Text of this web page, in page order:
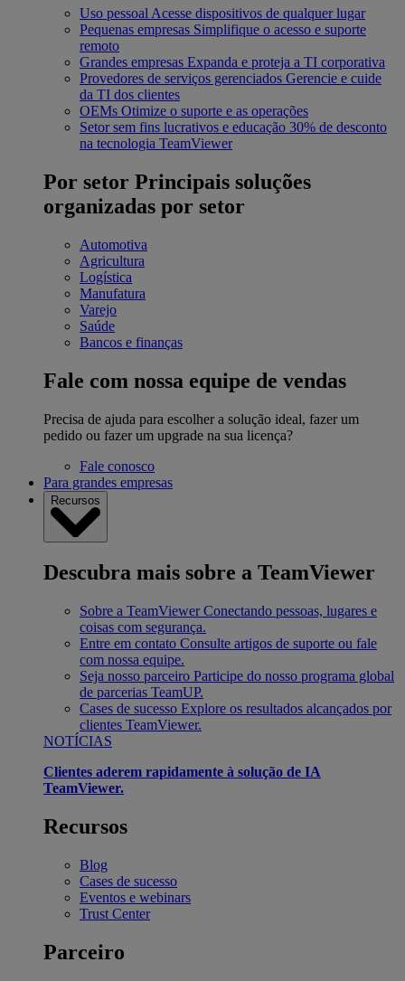
Uso pessoalAcesse dispositivos de qualquer lugar
Pequenas empresas Simplifique o acesso e suporte
remoto
Grandes empresas Expanda e proteja a TI corporativa
Provedores de serviços gerenciados Gerencie e cuide
da TI dos clientes
OEMs Otimize o suporte e as operações
Setor sem fins lucrativos e educação 30% de desconto
na tecnologia TeamViewer
Por setor Principais soluções
organizadas por setor
Automotiva
Agricultura
Logística
Manufatura
Varejo
Saúde
Bancos e finanças
Fale com nossa equipe de vendas
Precisa de ajuda para escolher a solução ideal, fazer um
pedido ou fazer um upgrade na sua licença?
Fale conosco
Para grandes empresas
Recursos
Descubra mais sobre a TeamViewer
Sobre a TeamViewer Conectando pessoas, lugares e
coisas com segurança.
Entre em contato Consulte artigos de suporte ou fale
com nossa equipe.
Seja nosso parceiro Participe do nosso programa global
de parcerias TeamUP.
Cases de sucesso Explore os resultados alcançados por
clientes TeamViewer.
NOTÍCIAS
Clientes aderem rapidamente à solução de IA
TeamViewer.
Recursos
Blog
Cases de sucesso
Eventos e webinars
Trust Center
Parceiro